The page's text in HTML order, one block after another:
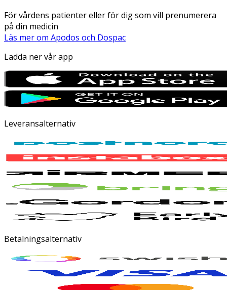
För vårdens patienter eller för dig som vill prenumerera
på din medicin
Läs mer om Apodos och Dospac
Ladda ner vår app
Leveransalternativ
Betalningsalternativ